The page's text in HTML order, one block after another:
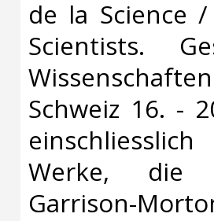
de la Science /
Scientists.
Schweiz 16. -
Werke, die
Garrison-